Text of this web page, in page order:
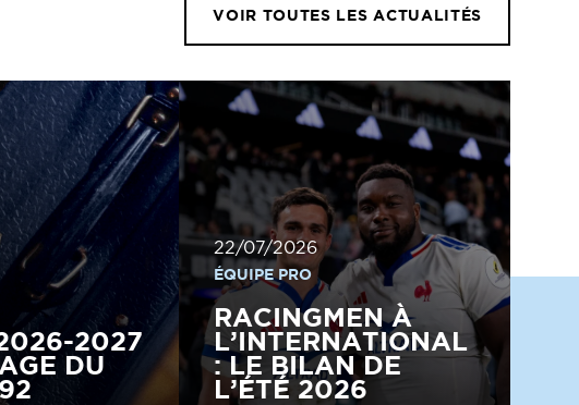
VOIR TOUTES LES ACTUALITÉS
2027
DU
22/07/2026
ÉQUIPE PRO
RACINGMEN À
L’INTERNATIONAL
: LE BILAN DE
L’ÉTÉ 2026